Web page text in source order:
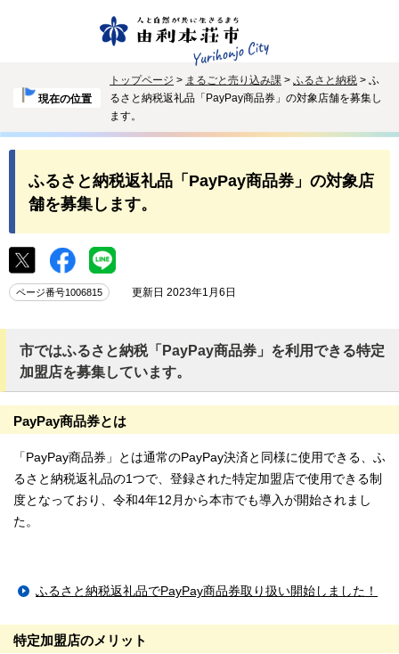
現在の位置
トップページ > まるごと売り込み課 > ふるさと納税 > ふ
るさと納税返礼品「PayPay商品券」の対象店舗を募集し
ます。
ふるさと納税返礼品「PayPay商品券」の対象店
舗を募集します。
ページ番号1006815 更新日 2023年1月6日
市ではふるさと納税「PayPay商品券」を利用できる特定
加盟店を募集しています。
PayPay商品券とは
「PayPay商品券」とは通常のPayPay決済と同様に使用できる、ふ
るさと納税返礼品の1つで、登録された特定加盟店で使用できる制
度となっており、令和4年12月から本市でも導入が開始されまし
た。
ふるさと納税返礼品でPayPay商品券取り扱い開始しました！
特定加盟店のメリット